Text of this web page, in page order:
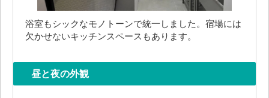
浴室もシックなモノトーンで統一しました。宿場には
欠かせないキッチンスペースもあります。
昼と夜の外観